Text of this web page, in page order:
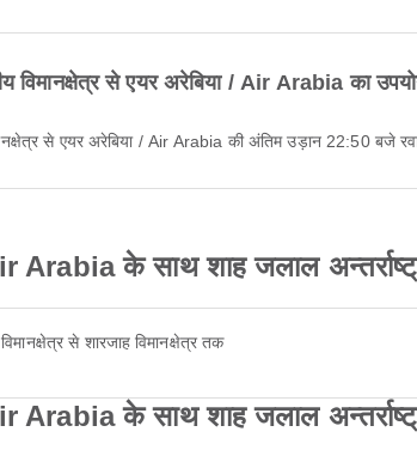
विमानक्षेत्र से एयर अरेबिया / Air Arabia का
विमानक्षेत्र से एयर अरेबिया / Air Arabia की अंतिम उड़ान
Arabia के साथ शाह जलाल
से शारजाह विमानक्षेत्र तक
Arabia के साथ शाह जलाल